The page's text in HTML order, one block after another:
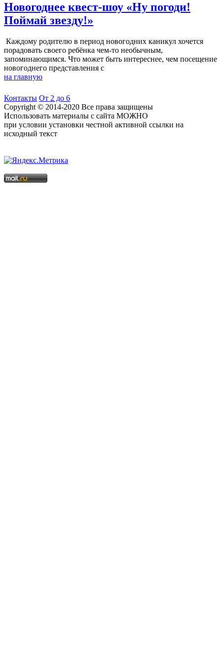
Новогоднее квест-шоу «Ну погоди!
Поймай звезду!»
Каждому родителю в период новогодних каникул хочется
порадовать своего ребёнка чем-то необычным,
запоминающимся. Что может быть интереснее, чем посещение
новогоднего представления с
на главную
Контакты От 2 до 6
Copyright © 2014-2020 Все права защищены
Использовать материалы с сайта МОЖНО
при условии установки честной активной ссылки на
исходный текст